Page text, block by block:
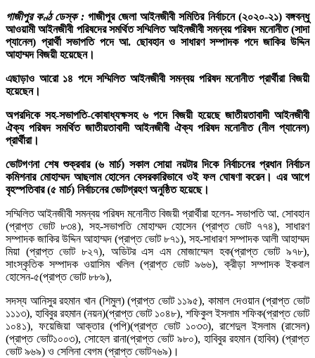
গাজীপুর কণ্ঠ ডেস্ক : গাজীপুর জেলা আইনজীবী সমিতির নির্বাচনে (২০২০-২১) বঙ্গবন্ধু
আওয়ামী আইনজীবী পরিষদের সমর্থিত সম্মিলিত আইনজীবী সমন্বয় পরিষদ মনোনীত (সাদা
প্যানেল) প্রার্থী সভাপতি পদে আ. ছোবহান ও সাধারণ সম্পাদক পদে জাকির উদ্দিন
আহাম্মদ বিজয়ী হয়েছেন।
এছাড়াও আরো ১৪ পদে সম্মিলিত আইনজীবী সমন্বয় পরিষদ মনোনীত প্রার্থীরা বিজয়ী
হয়েছেন।
অপরদিকে সহ-সভাপতি-কোষাধ্যক্ষসহ ৬ পদে বিজয়ী হয়েছে জাতীয়তাবাদী আইনজীবী
ঐক্য পরিষদ সমর্থিত জাতীয়তাবাদী আইনজীবী ঐক্য পরিষদ মনোনীত (নীল প্যানেল)
প্রার্থীরা।
ভোটগণনা শেষ শুক্রবার (৬ মার্চ) সকাল সোয়া নয়টার দিকে নির্বাচনের প্রধান নির্বাচন
কমিশনার মোহাম্মদ আছলাম হোসেন বেসরকারিভাবে ওই ফল ঘোষণা করেন। এর আগে
বৃহস্পতিবার (৫ মার্চ) নির্বাচনের ভোটগ্রহণ অনুষ্ঠিত হয়েছে।
সম্মিলিত আইনজীবী সমন্বয় পরিষদ মনোনীত বিজয়ী প্রার্থীরা হলেন- সভাপতি আ. সোবহান
(প্রাপ্ত ভোট ৮৩৪), সহ-সভাপতি মোহাম্মদ হোসেন (প্রাপ্ত ভোট ৭৭৪), সাধারণ
সম্পাদক জাকির উদ্দিন আহাম্মদ (প্রাপ্ত ভোট ৮৭১), সহ-সাধারণ সম্পাদক আলী আহাম্মদ
মিয়া (প্রাপ্ত ভোট ৮২৭), অডিটর এস এম মোজাম্মেল হক(প্রাপ্ত ভোট ৯৭৮),
সাংস্কৃতিক সম্পাদক ওয়াসিম খলিল (প্রাপ্ত ভোট ৯৬৬), ক্রীড়া সম্পাদক ইকবাল
হোসেন-৫(প্রাপ্ত ভোট ৮৮৯),
সদস্য আনিসুর রহমান খান (শিমুল) (প্রাপ্ত ভোট ১১৯৫), কামাল দেওয়ান (প্রাপ্ত ভোট
১১১৩), হাবিবুর রহমান (নয়ন)(প্রাপ্ত ভোট ১০৪৮), শফিকুল ইসলাম শফিক(প্রাপ্ত ভোট
১০৪১), ফয়েজিয়া আক্তার (পপি)(প্রাপ্ত ভোট ১০৩৩), রাশেদুল ইসলাম (রাসেল)
(প্রাপ্ত ভোট১০০৩), সোহেল রানা(প্রাপ্ত ভোট ৯৮০), হাবিবুর রহমান (হাবিব) (প্রাপ্ত
ভোট ৯৬৯) ও সেলিনা বেগম (প্রাপ্ত ভোট৭৬৯)।